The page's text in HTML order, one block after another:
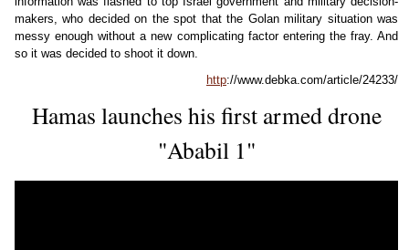
makers, who decided on the spot that the Golan military situation was
messy enough without a new complicating factor entering the fray. And
so it was decided to shoot it down.
http://www.debka.com/article/24233/
Hamas launches his first armed drone
"Ababil 1"